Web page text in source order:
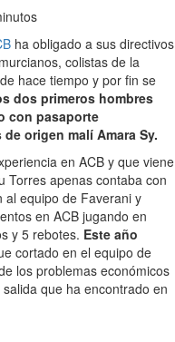
ha obligado a sus directivos
colistas de la
hace tiempo y por fin se
dos primeros hombres
con pasaporte
origen malí Amara Sy.
en ACB y que viene
Torres apenas contaba con
al equipo de Faverani y
en ACB jugando en
y 5 rebotes. Este año
cortado en el equipo de
los problemas económicos
que ha encontrado en